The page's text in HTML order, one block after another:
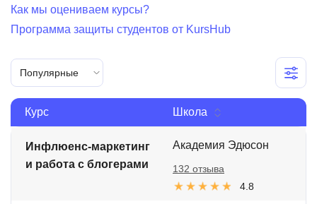
Как мы оцениваем курсы?
Программа защиты студентов от KursHub
Популярные
Курс Школа
Инфлюенс-маркетинг
и работа с блогерами
Академия Эдюсон
4.8
132 отзыва
Аналитика
Менеджмент
Иностранные языки
Soft Skills
ДПО
Детям
Акции и промокоды